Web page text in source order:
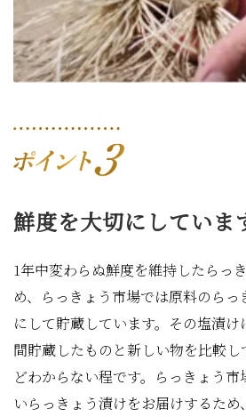
鮮度を大切にしていま
1年中変わらぬ鮮度を維持したらっ
め、らっきょう市場では原料のら
にして貯蔵しています。その塩漬
間貯蔵したものと新しい物を比較
どわからない程です。らっきょう
いらっきょう漬けをお届けするた